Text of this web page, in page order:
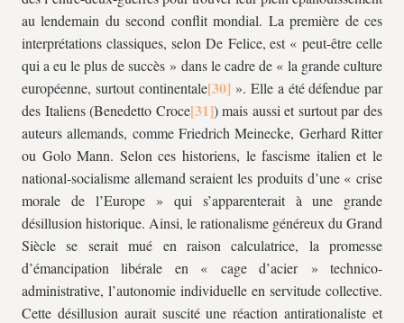
au lendemain du second conflit mondial. La première de ces
interprétations classiques, selon De Felice, est « peut-être celle
qui a eu le plus de succès » dans le cadre de « la grande culture
européenne, surtout continentale
». Elle a été défendue par
des Italiens (Benedetto Croce
) mais aussi et surtout par des
auteurs allemands, comme Friedrich Meinecke, Gerhard Ritter
ou Golo Mann. Selon ces historiens, le fascisme italien et le
national-socialisme allemand seraient les produits d’une « crise
morale de l’Europe » qui s’apparenterait à une grande
désillusion historique. Ainsi, le rationalisme généreux du Grand
Siècle se serait mué en raison calculatrice, la promesse
d’émancipation libérale en « cage d’acier » technico-
administrative, l’autonomie individuelle en servitude collective.
Cette désillusion aurait suscité une réaction antirationaliste et